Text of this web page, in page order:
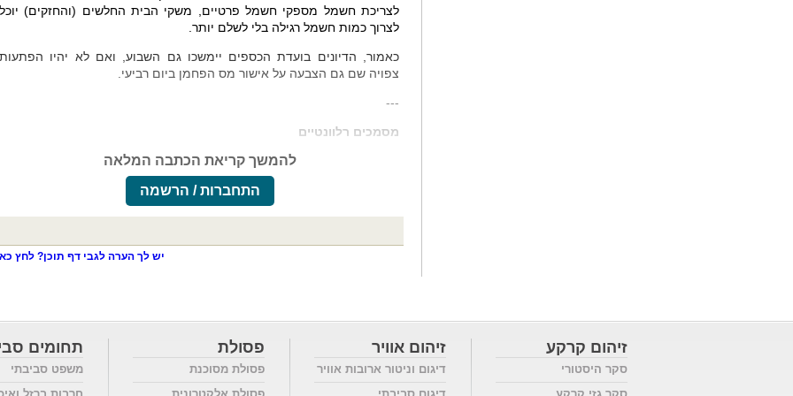
לצריכת חשמל מספקי חשמל פרטיים, משקי הבית החלשים (והחזקים)
לצרוך כמות חשמל רגילה בלי לשלם יותר.
כאמור, הדיונים בועדת הכספים יימשכו גם השבוע, ואם לא יהיו
צפויה שם גם הצבעה על אישור מס הפחמן ביום רביעי.
---
מסמכים רלוונטיים
להמשך קריאת הכתבה המלאה
התחברות / הרשמה
יש לך הערה לגבי דף תוכן? לחץ
זיהום קרקע
סקר היסטורי
זיהום אוויר
דיגום וניטור ארובות אוויר
פסולת
פסולת מסוכנת
תחומים
משפט סביבתי